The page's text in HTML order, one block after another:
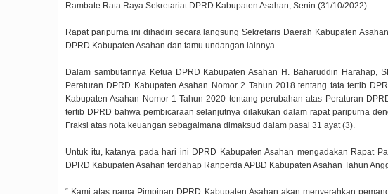
Rambate Rata Raya Sekretariat DPRD Kabupaten Asahan, Senin (31/10/2022).
Rapat paripurna ini dihadiri secara langsung Sekretaris Daerah Kabupaten
DPRD Kabupaten Asahan dan tamu undangan lainnya.
Dalam sambutannya Ketua DPRD Kabupaten Asahan H. Baharuddin Harahap,
Peraturan DPRD Kabupaten Asahan Nomor 2 Tahun 2018 tentang tata tertib
Kabupaten Asahan Nomor 1 Tahun 2020 tentang perubahan atas Peraturan
tertib DPRD bahwa pembicaraan selanjutnya dilakukan dalam rapat paripurna
Fraksi atas nota keuangan sebagaimana dimaksud dalam pasal 31 ayat (3).
Untuk itu, katanya pada hari ini DPRD Kabupaten Asahan mengadakan Rapat
DPRD Kabupaten Asahan terdahap Ranperda APBD Kabupaten Asahan Tahun